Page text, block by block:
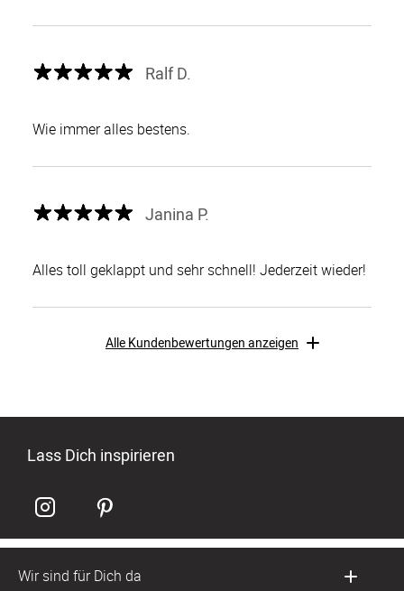
Ralf D.
Wie immer alles bestens.
Janina P.
Alles toll geklappt und sehr schnell! Jederzeit wieder!
Alle Kundenbewertungen anzeigen
Lass Dich inspirieren
Wir sind für Dich da